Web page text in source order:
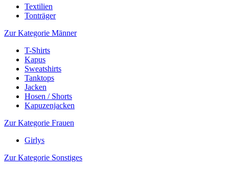
Textilien
Tonträger
Zur Kategorie Männer
T-Shirts
Kapus
Sweatshirts
Tanktops
Jacken
Hosen / Shorts
Kapuzenjacken
Zur Kategorie Frauen
Girlys
Zur Kategorie Sonstiges